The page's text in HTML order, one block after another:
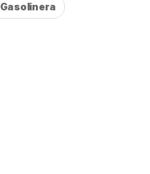
Gasolinera